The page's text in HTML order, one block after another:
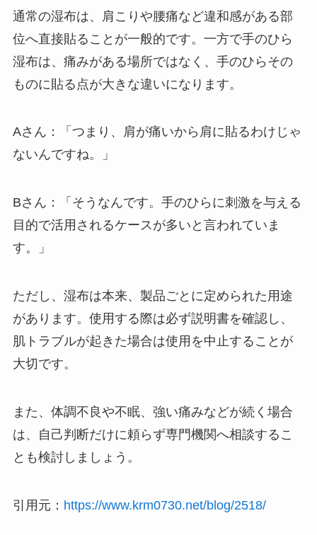
通常の湿布は、肩こりや腰痛など違和感がある部
位へ直接貼ることが一般的です。一方で手のひら
湿布は、痛みがある場所ではなく、手のひらその
ものに貼る点が大きな違いになります。
Aさん：「つまり、肩が痛いから肩に貼るわけじゃ
ないんですね。」
Bさん：「そうなんです。手のひらに刺激を与える
目的で活用されるケースが多いと言われていま
す。」
ただし、湿布は本来、製品ごとに定められた用途
があります。使用する際は必ず説明書を確認し、
肌トラブルが起きた場合は使用を中止することが
大切です。
また、体調不良や不眠、強い痛みなどが続く場合
は、自己判断だけに頼らず専門機関へ相談するこ
とも検討しましょう。
引用元： https://www.krm0730.net/blog/2518/